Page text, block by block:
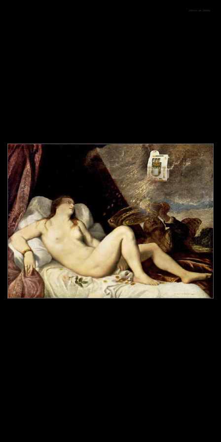
retour au menu